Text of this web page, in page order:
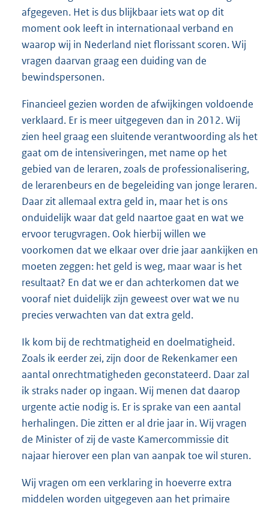
afgegeven. Het is dus blijkbaar iets wat op dit
moment ook leeft in internationaal verband en
waarop wij in Nederland niet florissant scoren. Wij
vragen daarvan graag een duiding van de
bewindspersonen.
Financieel gezien worden de afwijkingen voldoende
verklaard. Er is meer uitgegeven dan in 2012. Wij
zien heel graag een sluitende verantwoording als het
gaat om de intensiveringen, met name op het
gebied van de leraren, zoals de professionalisering,
de lerarenbeurs en de begeleiding van jonge leraren.
Daar zit allemaal extra geld in, maar het is ons
onduidelijk waar dat geld naartoe gaat en wat we
ervoor terugvragen. Ook hierbij willen we
voorkomen dat we elkaar over drie jaar aankijken en
moeten zeggen: het geld is weg, maar waar is het
resultaat? En dat we er dan achterkomen dat we
vooraf niet duidelijk zijn geweest over wat we nu
precies verwachten van dat extra geld.
Ik kom bij de rechtmatigheid en doelmatigheid.
Zoals ik eerder zei, zijn door de Rekenkamer een
aantal onrechtmatigheden geconstateerd. Daar zal
ik straks nader op ingaan. Wij menen dat daarop
urgente actie nodig is. Er is sprake van een aantal
herhalingen. Die zitten er al drie jaar in. Wij vragen
de Minister of zij de vaste Kamercommissie dit
najaar hierover een plan van aanpak toe wil sturen.
Wij vragen om een verklaring in hoeverre extra
middelen worden uitgegeven aan het primaire